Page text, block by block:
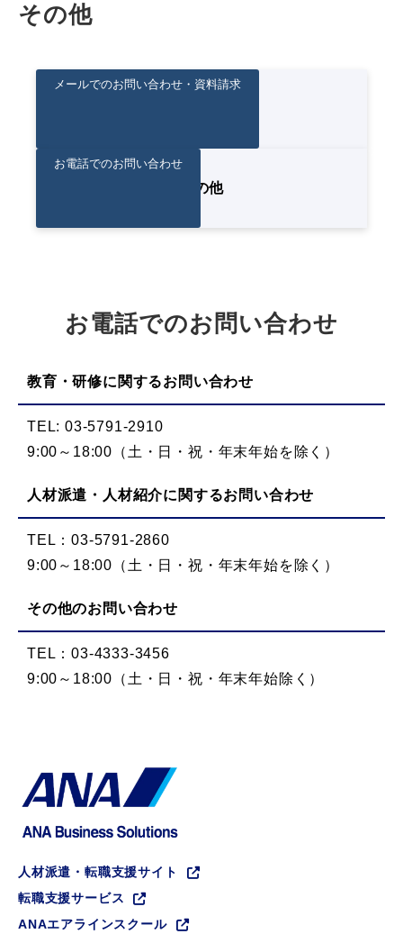
その他
メールでのお問い合わせ・資料請求
その他
お電話でのお問い合わせ
お電話でのお問い合わせ
教育・研修に関するお問い合わせ
TEL: 03-5791-2910
9:00～18:00（土・日・祝・年末年始を除く）
人材派遣・人材紹介に関するお問い合わせ
TEL：03-5791-2860
9:00～18:00（土・日・祝・年末年始を除く）
その他のお問い合わせ
TEL：03-4333-3456
9:00～18:00（土・日・祝・年末年始除く）
人材派遣・転職支援サイト
転職支援サービス
ANAエアラインスクール